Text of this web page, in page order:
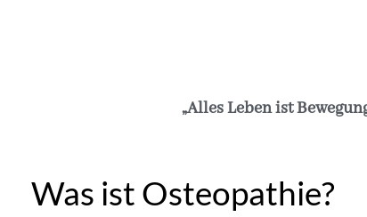
„Alles Leben ist
Was ist Osteopathie?